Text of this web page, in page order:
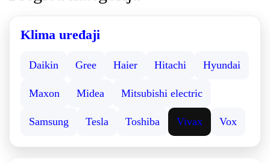
Klima uređaji
Daikin Gree Haier Hitachi Hyundai
Maxon Midea Mitsubishi electric
Samsung Tesla Toshiba Vivax Vox